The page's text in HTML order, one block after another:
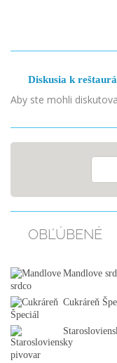
Diskusia k
Aby ste mohli
OBĽÚBENÉ
Mandlove
Cukráreň